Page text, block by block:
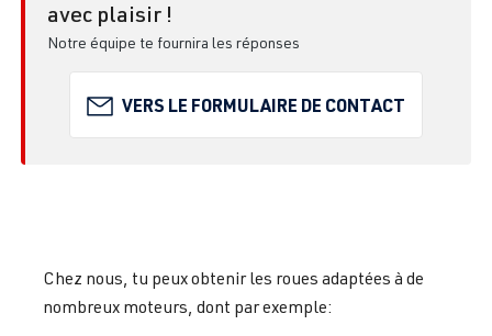
avec plaisir !
Notre équipe te fournira les réponses
VERS LE FORMULAIRE DE CONTACT
Chez nous, tu peux obtenir les roues adaptées à de
nombreux moteurs, dont par exemple: